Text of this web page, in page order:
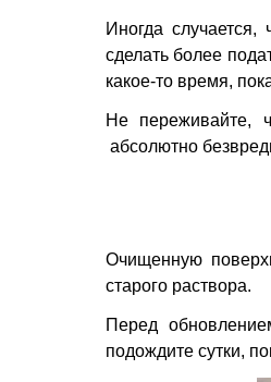
Иногда
сделать более
какое-­то время,
Не переживайте,
абсолютно
Очищенную
старого раствора.
Перед
подождите сутки,